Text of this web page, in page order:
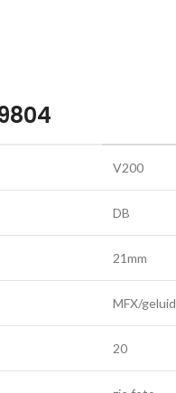
V200
DB
21mm
MFX/geluid
20